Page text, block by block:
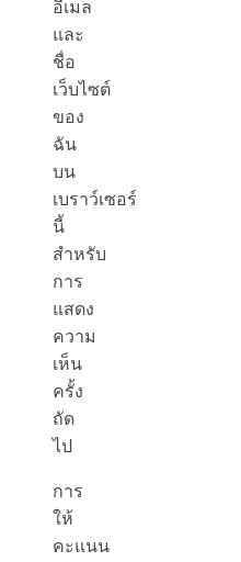
อีเมล
และ
ชื่อ
เว็บไซต์
ของ
ฉัน
บน
เบราว์เซอร์
นี้
สำหรับ
การ
แสดง
ความ
เห็น
ครั้ง
ถัด
ไป
การ
ให้
คะแนน